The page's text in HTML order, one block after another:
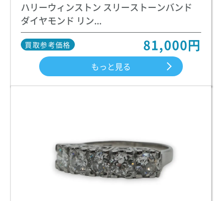
ハリーウィンストン スリーストーンバンド
ダイヤモンド リン...
買取参考価格 81,000円
もっと見る